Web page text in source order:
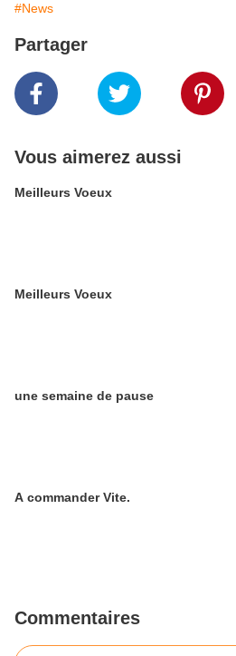
#News
Partager
Vous aimerez aussi
Meilleurs Voeux
Meilleurs Voeux
une semaine de pause
A commander Vite.
Commentaires